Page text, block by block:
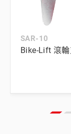
SAR-10
Bike-Lift 滾